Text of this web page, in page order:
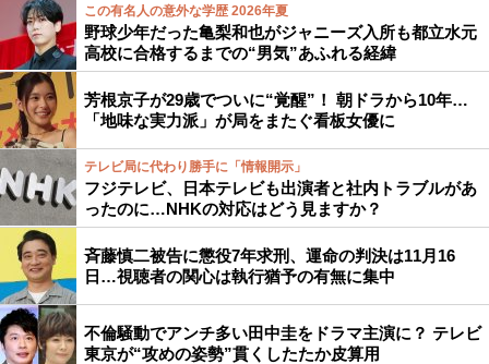
この有名人の意外な学歴 2026年夏
野球少年だった亀梨和也がジャニーズ入所も都立水元
高校に合格するまでの“男気”あふれる経緯
芳根京子が29歳でついに“覚醒”！ 朝ドラから10年…
「地味な実力派」が局をまたぐ看板女優に
テレビ局に代わり勝手に「情報開示」
フジテレビ、日本テレビも出演者と社内トラブルがあ
ったのに…NHKの対応はどう見ますか？
斉藤慎二被告に懲役7年求刑、運命の判決は11月16
日…視聴者の関心は執行猶予の有無に集中
不倫騒動でアンチ多い田中圭をドラマ主演に？ テレビ
東京が“攻めの姿勢”貫くしたたか皮算用